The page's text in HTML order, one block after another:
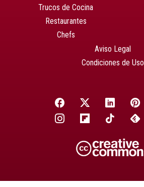
Trucos de Cocina
Restaurantes
Chefs
Aviso Legal
Condiciones de Uso